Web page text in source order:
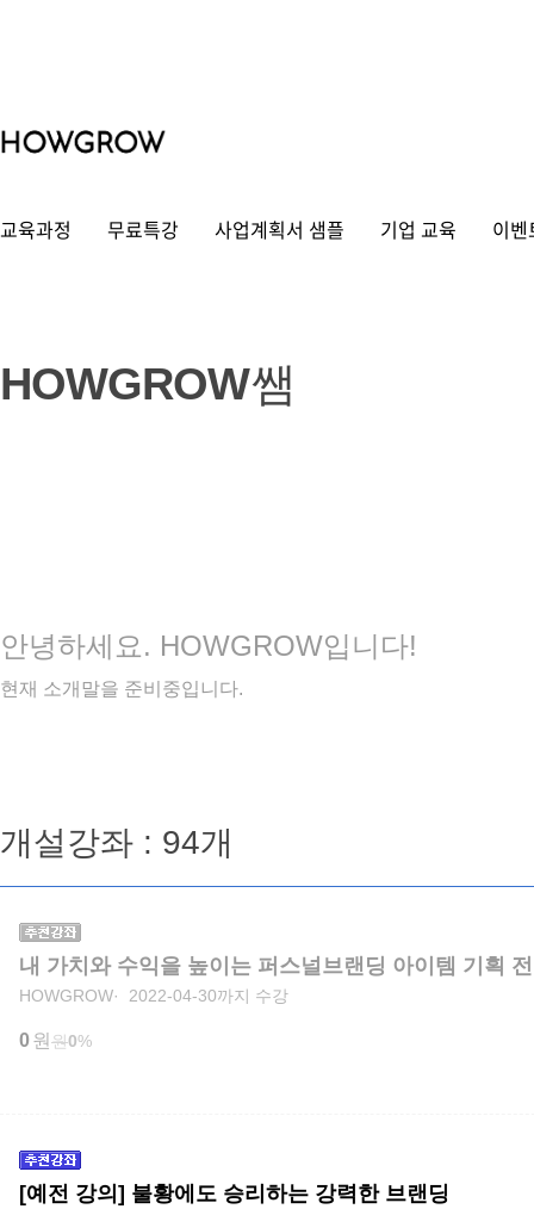
교육과정 무료특강 사업계획서 샘플 기업 교육 이벤
상
HOWGROW쌤
안녕하세요. HOWGROW입니다!
현재 소개말을 준비중입니다.
개설강좌 : 94개
내 가치와 수익을 높이는 퍼스널브랜딩 아이템 기획
HOWGROW 2022-04-30까지 수강
0 원 원0%
[예전 강의] 불황에도 승리하는 강력한 브랜딩